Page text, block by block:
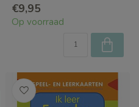
€9,95
Op voorraad